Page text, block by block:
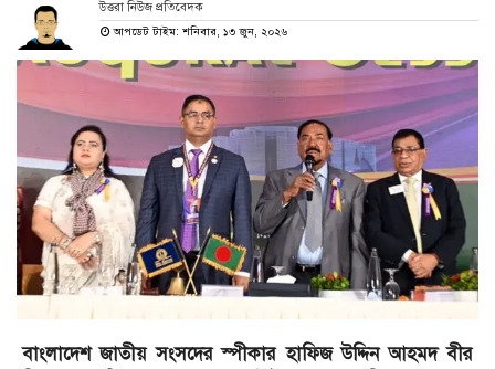
উত্তরা নিউজ প্রতিবেদক
আপডেট টাইম: শনিবার, ১৩ জুন, ২০২৬
বাংলাদেশ জাতীয় সংসদের স্পীকার হাফিজ উদ্দিন আহমদ বীর